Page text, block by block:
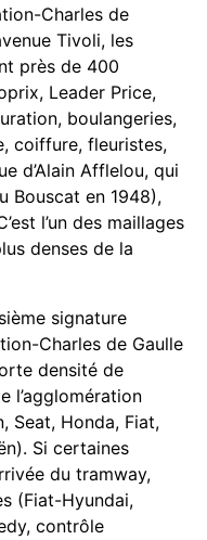
Charles de
Tivoli, les
près de 400
Leader Price,
boulangeries,
coiffure, fleuristes,
d’Alain Afflelou, qui
Bouscat en 1948),
l’un des maillages
denses de la
signature
Charles de Gaulle
densité de
l’agglomération
Seat, Honda, Fiat,
Si certaines
du tramway,
(Fiat-Hyundai,
contrôle